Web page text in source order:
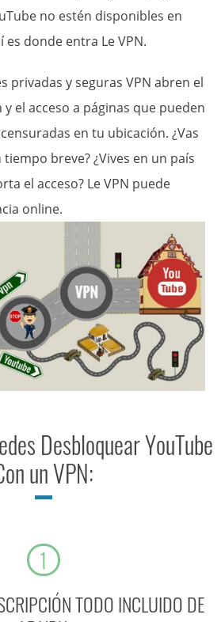
no estén disponibles en
donde entra Le VPN.
privadas y seguras VPN abren el
el acceso a páginas que pueden
en tu ubicación. ¿Vas
breve? ¿Vives en un país
el acceso? Le VPN puede
online.
Desbloquear YouTube
un VPN:
1
TODO INCLUIDO DE